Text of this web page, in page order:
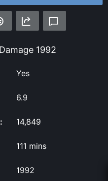
Damage1992
Yes
6.9
14,849
111 mins
1992